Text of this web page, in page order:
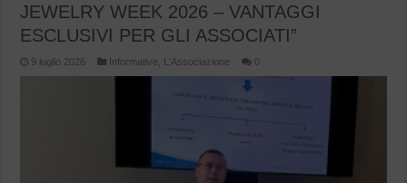
JEWELRY WEEK 2026 – VANTAGGI
ESCLUSIVI PER GLI ASSOCIATI”
9 luglio 2026 Informative L'Associazione 0